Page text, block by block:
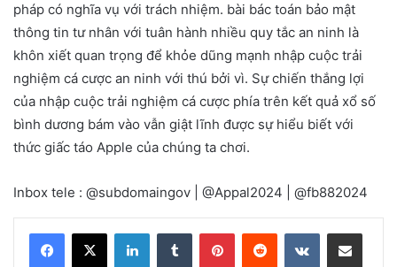
pháp có nghĩa vụ với trách nhiệm. bài bác toán bảo mật
thông tin tư nhân với tuân hành nhiều quy tắc an ninh là
khôn xiết quan trọng để khỏe dũng mạnh nhập cuộc trải
nghiệm cá cược an ninh với thú bởi vì. Sự chiến thắng lợi
của nhập cuộc trải nghiệm cá cược phía trên kết quả xổ số
bình dương bám vào vẫn giật lĩnh được sự hiểu biết với
thức giấc táo Apple của chúng ta chơi.
Inbox tele : @subdomaingov | @Appal2024 | @fb882024
LinkedInTumblr PinterestReddit VKontakteShare via Email